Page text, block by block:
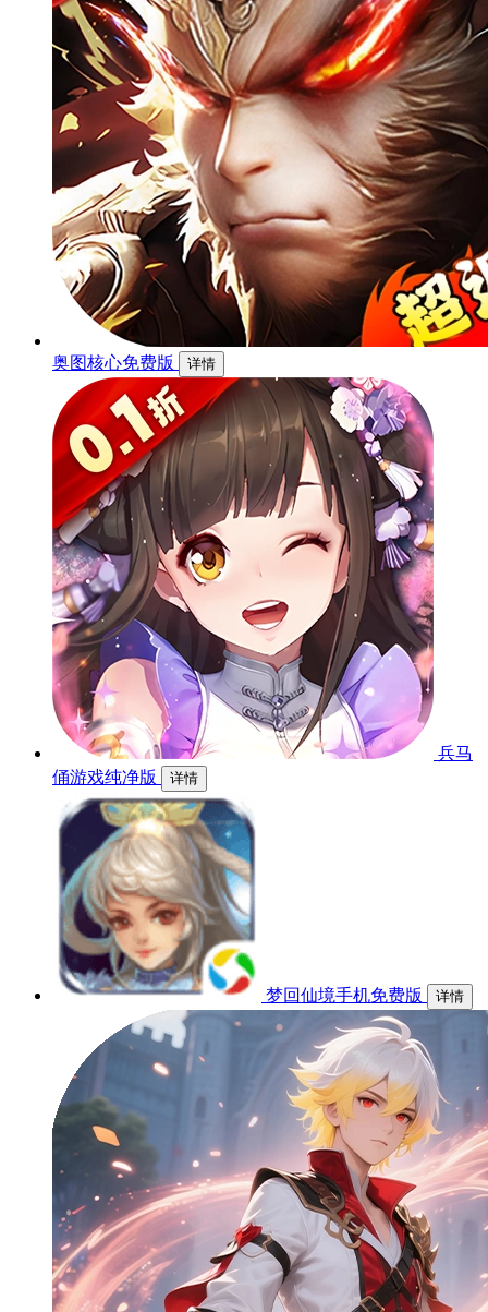
奥图核心免费版 详情
兵马
俑游戏纯净版
详情
梦回仙境手机免费版 详情